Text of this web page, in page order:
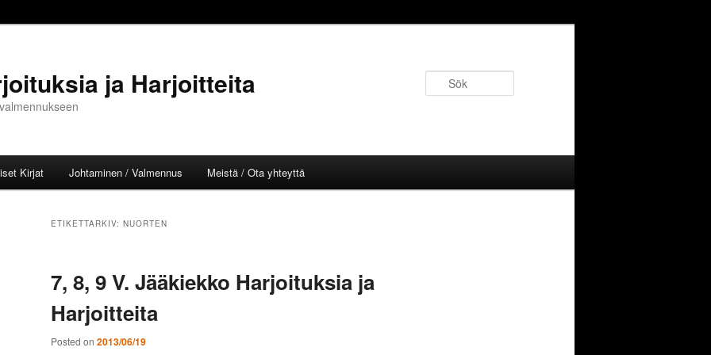
ja Harjoitteita
Kirjat Johtaminen / Valmennus Meistä / Ota yhteyttä
ETIKETTARKIV: NUORTEN
7, 8, 9 V. Jääkiekko Harjoituksia ja
Harjoitteita
Posted on 2013/06/19